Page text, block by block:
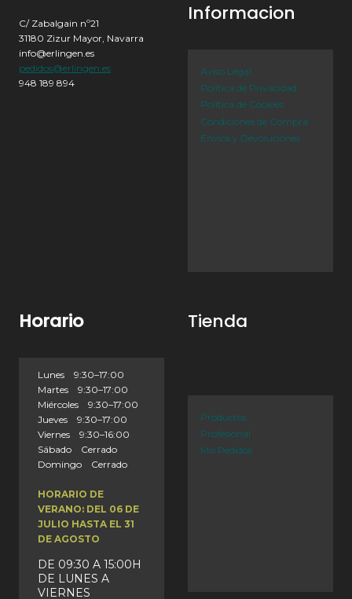
C/ Zabalgain nº21
31180 Zizur Mayor, Navarra
info@erlingen.es
pedidos@erlingen.es
948 189 894
Informacion
Aviso Legal
Política de Privacidad
Política de Cookies
Condiciones de Compra
Envíos y Devoluciones
Horario
Lunes 9:30–17:00
Martes 9:30–17:00
Miércoles 9:30–17:00
Jueves 9:30–17:00
Viernes 9:30–16:00
Sábado Cerrado
Domingo Cerrado
HORARIO DE
VERANO: DEL 06 DE
JULIO HASTA EL 31
DE AGOSTO
DE 09:30 A 15:00H
DE LUNES A
VIERNES
Tienda
Productos
Profesional
Mis Pedidos